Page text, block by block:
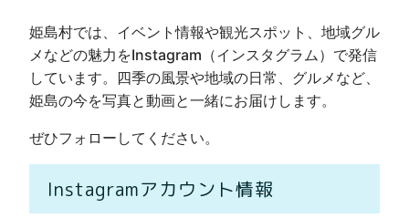
姫島村では、イベント情報や観光スポット、地域グル
メなどの魅力をInstagram（インスタグラム）で発信
しています。四季の風景や地域の日常、グルメなど、
姫島の今を写真と動画と一緒にお届けします。
ぜひフォローしてください。
Instagramアカウント情報